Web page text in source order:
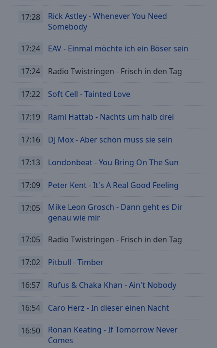
Picture
modal
window.
cancel
window.
Background
17:28
Rick Astley - Whenever You Need
Somebody
17:24 EAV - Einmal möchte ich ein Böser sein
17:24 Radio Twistringen - Frisch in den Tag
17:22 Soft Cell - Tainted Love
17:19 Rami Hattab - Nachts um halb drei
17:16 DJ Mox - Aber schön muss sie sein
17:13 Londonbeat - You Bring On The Sun
17:09 Peter Kent - It's A Real Good Feeling
17:05
Mike Leon Grosch - Dann geht es Dir
genau wie mir
17:05 Radio Twistringen - Frisch in den Tag
17:02 Pitbull - Timber
16:57 Rufus & Chaka Khan - Ain't Nobody
16:54 Caro Herz - In dieser einen Nacht
16:50
Ronan Keating - If Tomorrow Never
Comes